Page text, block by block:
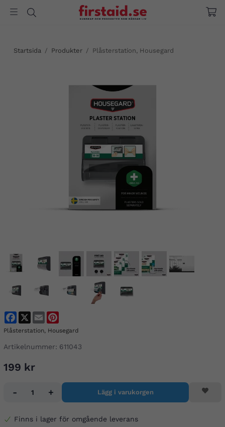
Startsida / Produkter / Plåsterstation, Housegard
FacebookEmail
Plåsterstation, Housegard
Artikelnummer: 611043
199 kr
- + Lägg i varukorgen
Finns i lager för omgående leverans